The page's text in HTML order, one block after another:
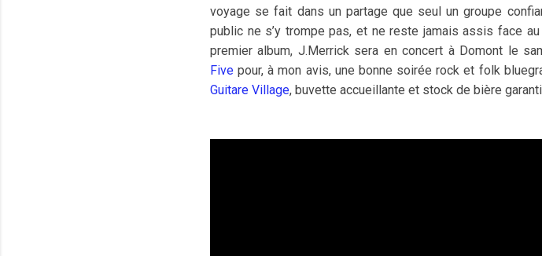
voyage se fait dans un partage que seul un groupe
public ne s’y trompe pas, et ne reste jamais assis face
premier album, J.Merrick sera en concert à Domont le
Five pour, à mon avis, une bonne soirée rock et folk
Guitare Village, buvette accueillante et stock de bière